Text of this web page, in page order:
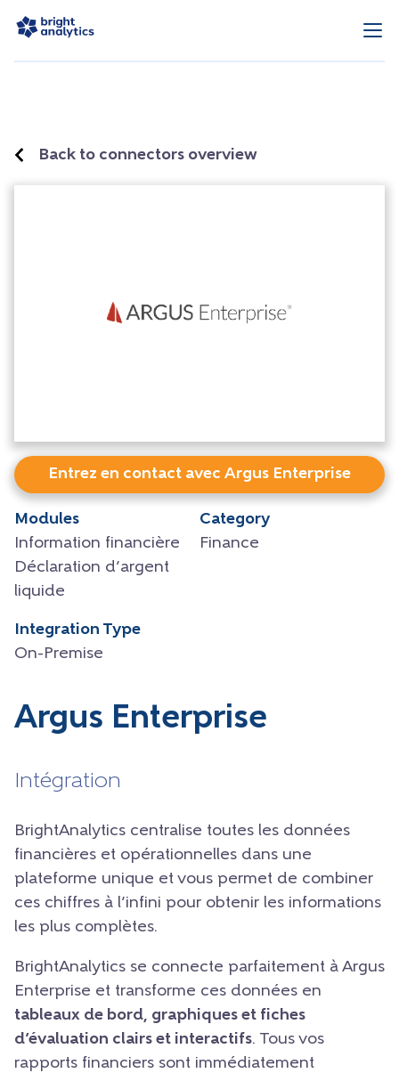
Back to connectors overview
Entrez en contact avec Argus Enterprise
Modules
Information financière
Déclaration d’argent
liquide
Category
Finance
Integration Type
On-Premise
Argus Enterprise
Intégration
BrightAnalytics centralise toutes les données
financières et opérationnelles dans une
plateforme unique et vous permet de combiner
ces chiffres à l’infini pour obtenir les informations
les plus complètes.
BrightAnalytics se connecte parfaitement à Argus
Enterprise et transforme ces données en
tableaux de bord, graphiques et fiches
d’évaluation clairs et interactifs. Tous vos
rapports financiers sont immédiatement